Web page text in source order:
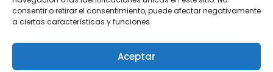
consentir o retirar el consentimiento, puede afectar negativamente
a ciertas características y funciones.
Aceptar
41006 Sevilla
955 54 54 50